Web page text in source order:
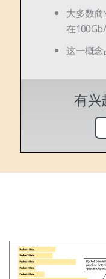
大多数
在
这一概念
有兴